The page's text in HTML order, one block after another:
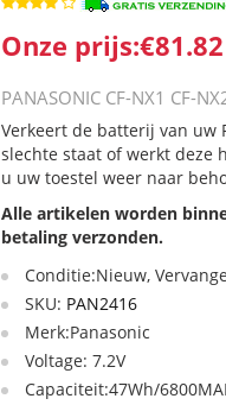
Onze prijs:€81.82
PANASONIC CF-NX1 CF-
Verkeert de batterij van uw
slechte staat of werkt deze
u uw toestel weer naar
Alle artikelen worden
betaling verzonden.
Conditie:Nieuw,
SKU: PAN2416
Merk:Panasonic
Voltage: 7.2V
Capaciteit:47Wh/